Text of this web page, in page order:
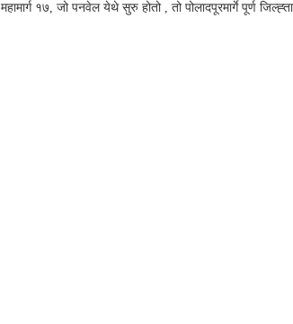
महामार्ग १७, जो पनवेल येथे सुरु होतो , तो पोलादपूरमार्गे पूर्ण